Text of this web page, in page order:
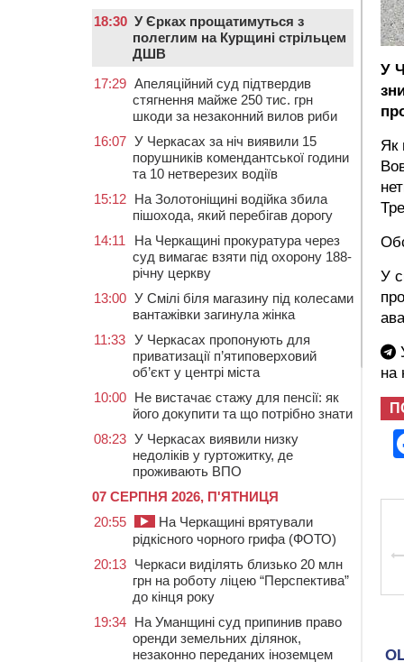
У
Як
У
на
18:30 У Єрках прощатимуться з
полеглим на Курщині стрільцем
ДШВ
17:29 Апеляційний суд підтвердив
стягнення майже 250 тис. грн
шкоди за незаконний вилов риби
16:07 У Черкасах за ніч виявили 15
порушників комендантської години
та 10 нетверезих водіїв
15:12 На Золотоніщині водійка збила
пішохода, який перебігав дорогу
14:11
На Черкащині прокуратура через
суд вимагає взяти під охорону 188-
річну церкву
13:00 У Смілі біля магазину під колесами
вантажівки загинула жінка
11:33 У Черкасах пропонують для
приватизації п’ятиповерховий
об’єкт у центрі міста
10:00 Не вистачає стажу для пенсії: як
його докупити та що потрібно знати
08:23 У Черкасах виявили низку
недоліків у гуртожитку, де
проживають ВПО
07 СЕРПНЯ 2026, П'ЯТНИЦЯ
20:55
На Черкащині врятували
рідкісного чорного грифа (ФОТО)
20:13 Черкаси виділять близько 20 млн
грн на роботу ліцею “Перспектива”
до кінця року
19:34 На Уманщині суд припинив право
оренди земельних ділянок,
незаконно переданих іноземцем